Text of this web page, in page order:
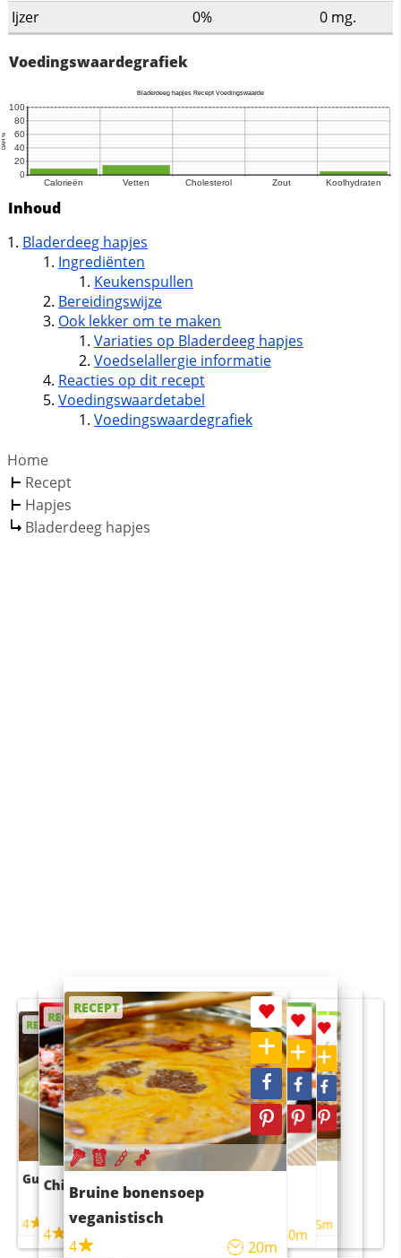
Ijzer 0% 0 mg.
Voedingswaardegrafiek
Inhoud
Bladerdeeg hapjes
Ingrediënten
Keukenspullen
Bereidingswijze
Ook lekker om te maken
Variaties op Bladerdeeg hapjes
Voedselallergie informatie
Reacties op dit recept
Voedingswaardetabel
Voedingswaardegrafiek
Home
Recept
Hapjes
Bladerdeeg hapjes
RECEPT
Guacamole
4
RECEPT
Chili con carne
4
RECEPT
Bruine bonensoep
veganistisch
4
20m
RECEPT
Sushi rijstsalade
maaltijdsalade
40m
RECEPT
4 55m